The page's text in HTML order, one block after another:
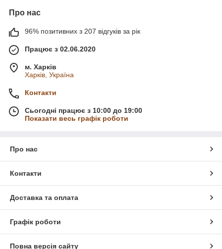
Про нас
96% позитивних з 207 відгуків за рік
Працює з 02.06.2020
м. Харків
Харків, Україна
Контакти
Сьогодні працює з 10:00 до 19:00
Показати весь графік роботи
Про нас
Контакти
Доставка та оплата
Графік роботи
Повна версія сайту